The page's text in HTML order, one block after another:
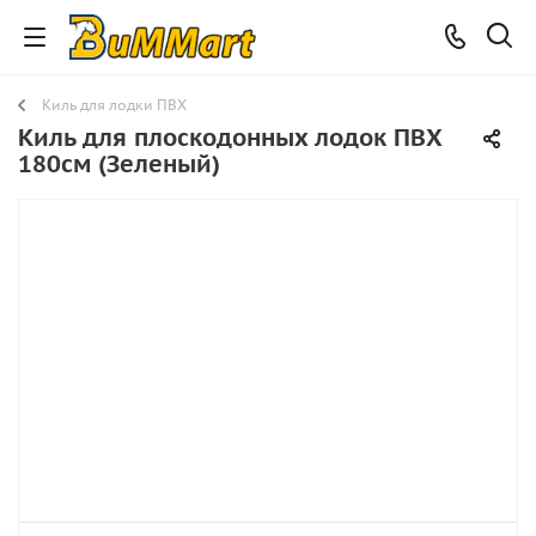
Киль для лодки ПВХ
Киль для плоскодонных лодок ПВХ
180см (Зеленый)